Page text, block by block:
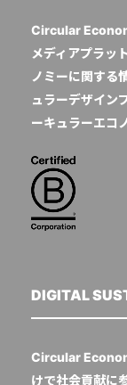
Circular
メディアプラッ
ノミーに関する
ュラーデザイン
ーキュラーエコ
DIGITAL
Circular
けで社会貢献に